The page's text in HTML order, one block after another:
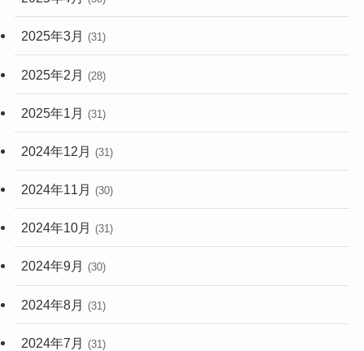
2025年3月 (31)
2025年2月 (28)
2025年1月 (31)
2024年12月 (31)
2024年11月 (30)
2024年10月 (31)
2024年9月 (30)
2024年8月 (31)
2024年7月 (31)